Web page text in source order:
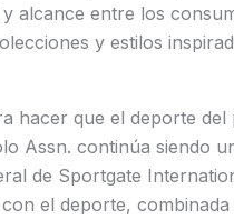
alcance entre los
y estilos
hacer que el deporte del
Assn. continúa siendo
de Sportgate
el deporte,